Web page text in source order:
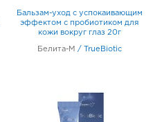
Бальзам-уход с успокаивающим
эффектом с пробиотиком для
кожи вокруг глаз 20г
Белита-М / TrueBiotic